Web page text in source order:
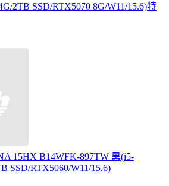
2TB SSD/RTX5070 8G/W11/15.6)特
15HX B14WFK-897TW 黑(i5-
SSD/RTX5060/W11/15.6)